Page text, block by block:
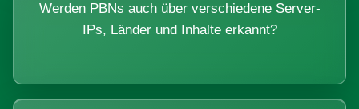
Werden PBNs auch über verschiedene Server-
IPs, Länder und Inhalte erkannt?